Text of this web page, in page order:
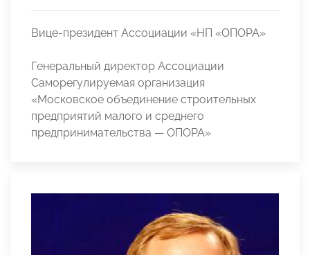
Вице-президент Ассоциации «НП «ОПОРА»
Генеральный директор Ассоциации
Саморегулируемая организация
«Московское объединение строительных
предприятий малого и среднего
предпринимательства — ОПОРА»